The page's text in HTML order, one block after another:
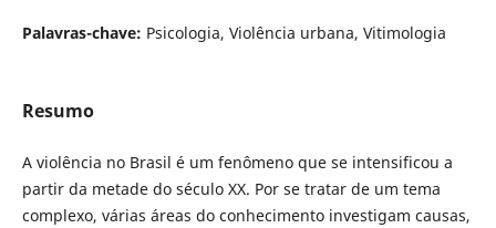
Palavras-chave: Psicologia, Violência urbana, Vitimologia
Resumo
A violência no Brasil é um fenômeno que se intensificou a
partir da metade do século XX. Por se tratar de um tema
complexo, várias áreas do conhecimento investigam causas,